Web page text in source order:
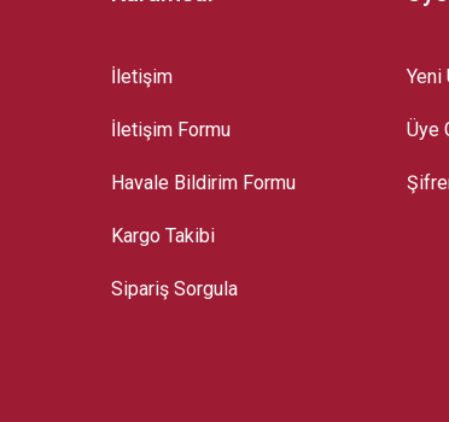
Gönder
İletişim
İletişim Formu
Havale Bildirim Formu
Kargo Takibi
Sipariş Sorgula
Yeni
Üye